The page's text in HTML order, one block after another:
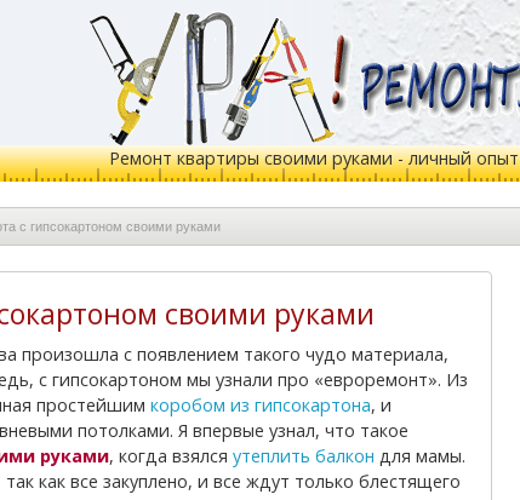
Ремонт квартиры своими руками - личный опыт
с гипсокартоном своими руками
своими руками
с гипсокартоном мы узнали про «евроремонт». Из
простейшим коробом из гипсокартона, и
потолками. Я впервые узнал, что такое
руками, когда взялся утеплить балкон для мамы.
как все закуплено, и все ждут только блестящего